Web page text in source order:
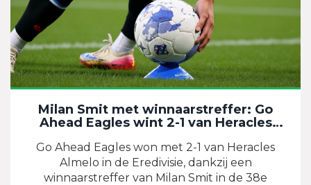
Milan Smit met winnaarstreffer: Go
Ahead Eagles wint 2-1 van Heracles
Go Ahead Eagles won met 2-1 van Heracles
Almelo in de Eredivisie, dankzij een
winnaarstreffer van Milan Smit in de 38e